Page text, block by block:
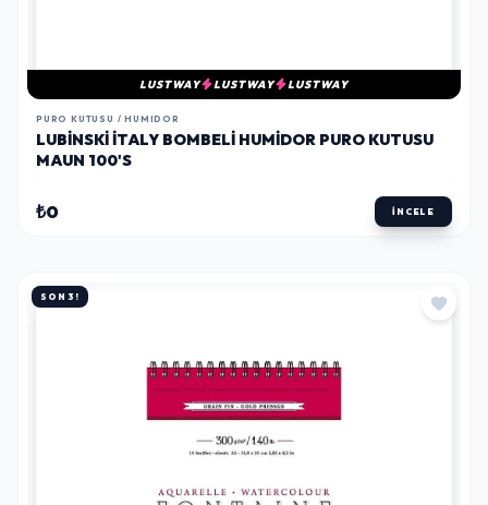
LUSTWAY LUSTWAY LUSTWAY
PURO KUTUSU / HUMIDOR
LUBINSKI İTALY BOMBELI HUMIDOR PURO KUTUSU
MAUN 100'S
₺0 İNCELE
SON 3!